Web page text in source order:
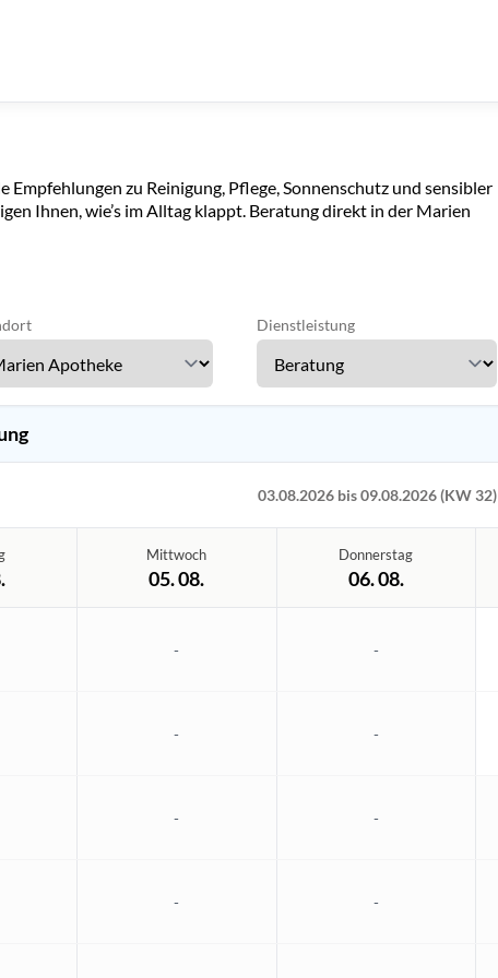
zu Reinigung, Pflege, Sonnenschutz und sensibler
Ihnen, wie’s im Alltag klappt. Beratung direkt in der Marien
Dienstleistung
03.08.2026 bis 09.08.2026 (KW 32)
Mittwoch
05. 08.
Donnerstag
06. 08.
- -
- -
- -
- -